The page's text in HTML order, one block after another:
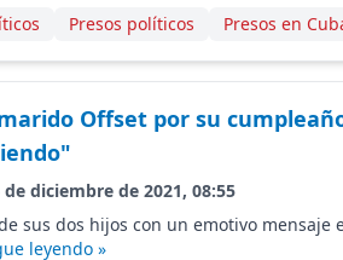
Presos políticos Presos en
Offset por su
diciembre de 2021, 08:55
sus dos hijos con un emotivo mensaje
leyendo »